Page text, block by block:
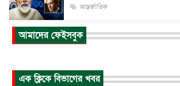
আন্তর্জাতিক
আকাশে ট্রাম্পের হেলিকপ্টার ও
আন্তর্জাতিক
আন্তর্জাতিক
আমাদের ফেইসবুক
এক ক্লিকে বিভাগের খবর